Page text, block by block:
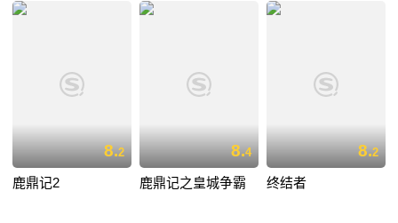
8.2
鹿鼎记2
8.4
鹿鼎记之皇城争霸
8.2
终结者